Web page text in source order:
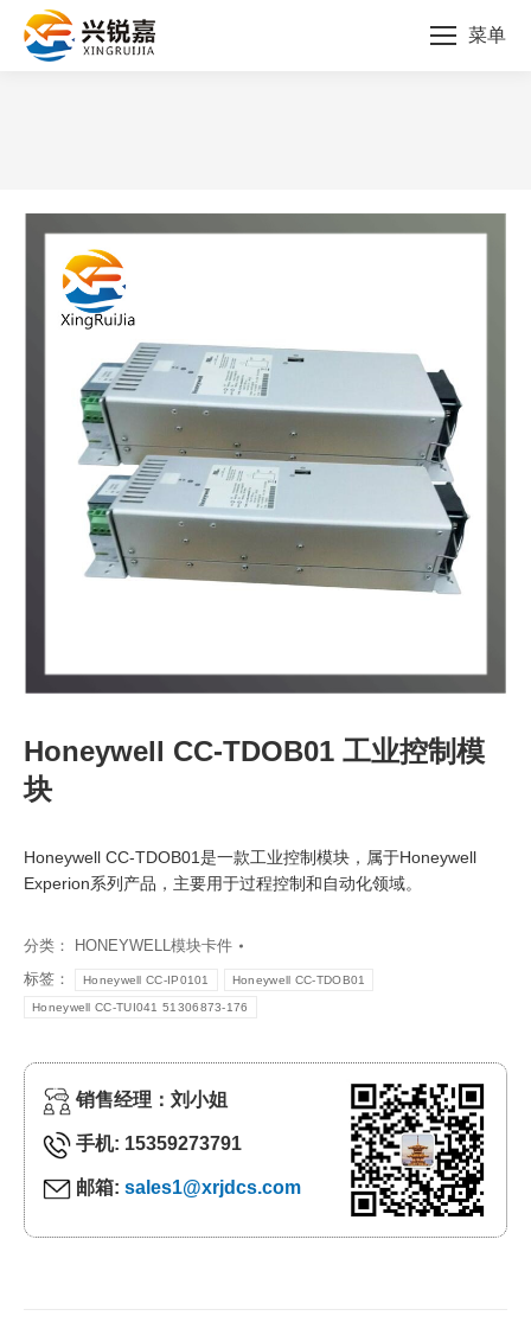
菜单
Honeywell CC-TDOB01 工业控制模
块
Honeywell CC-TDOB01是一款工业控制模块，属于Honeywell
Experion系列产品，主要用于过程控制和自动化领域。
分类：
HONEYWELL模块卡件
标签：
Honeywell CC-IP0101 Honeywell CC-TDOB01
Honeywell CC-TUI041 51306873-176
销售经理：刘小姐
手机: 15359273791
邮箱: sales1@xrjdcs.com